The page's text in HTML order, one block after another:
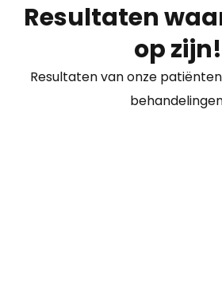
Resultaten
op zijn!
Resultaten van onze